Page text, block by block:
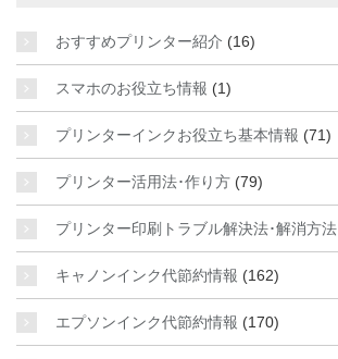
おすすめプリンター紹介 (16)
スマホのお役立ち情報 (1)
プリンターインクお役立ち基本情報 (71)
プリンター活用法･作り方 (79)
プリンター印刷トラブル解決法･解消方法
キャノンインク代節約情報 (162)
エプソンインク代節約情報 (170)